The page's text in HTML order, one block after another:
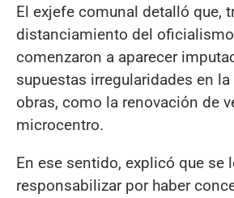
El exjefe comunal detalló que,
distanciamiento del
comenzaron a aparecer
supuestas irregularidades en
obras, como la renovación de
microcentro.
En ese sentido, explicó que se
responsabilizar por haber